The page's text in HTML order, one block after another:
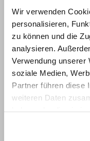
Wir verwenden
personalisieren,
zu können und die
analysieren.
Verwendung unserer
soziale Medien,
Partner führen diese
weiteren Daten
Signatur: RW
Datum: Okt.